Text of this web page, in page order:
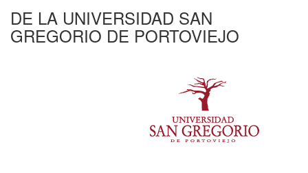
DE LA UNIVERSIDAD SAN
GREGORIO DE PORTOVIEJO